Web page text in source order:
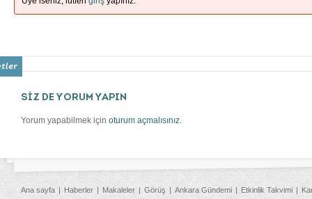
SİZ DE YORUM YAPIN
Yorum yapabilmek için oturum açmalısınız.
Ana sayfa Haberler Makaleler Görüş Ankara Gündemi Etkinlik Takvimi